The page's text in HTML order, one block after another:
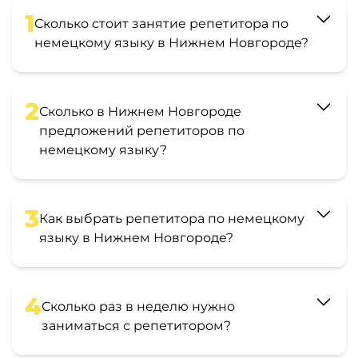
1Сколько стоит занятие репетитора по
немецкому языку в Нижнем Новгороде?
2Сколько в Нижнем Новгороде
предложений репетиторов по
немецкому языку?
3Как выбрать репетитора по немецкому
языку в Нижнем Новгороде?
4Сколько раз в неделю нужно
заниматься с репетитором?